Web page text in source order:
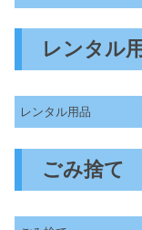
レンタル
レンタル用品
ごみ捨て